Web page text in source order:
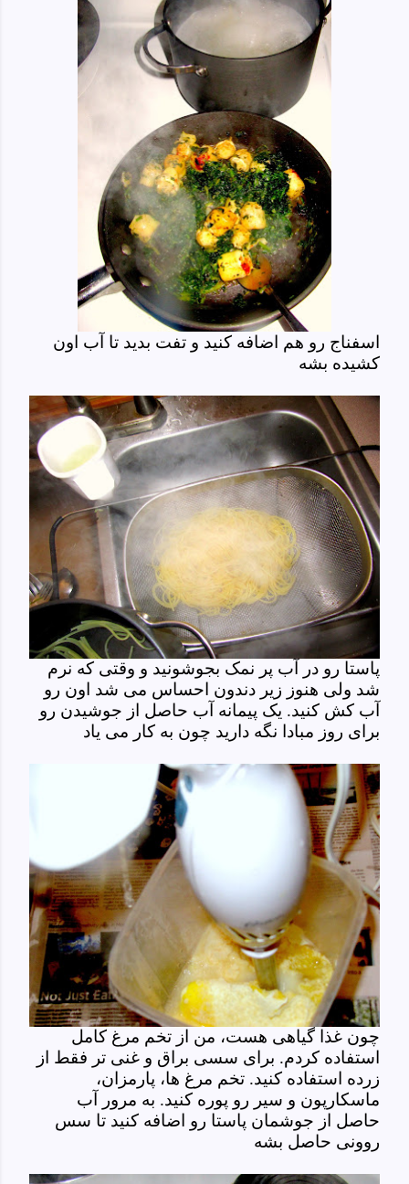
اسفناج رو هم اضافه کنید و تفت بدید تا آب اون
کشیده بشه
پاستا رو در آب پر نمک بجوشونید و وقتی که نرم
شد ولی هنوز زیر دندون احساس می شد اون رو
آب کش کنید. یک پیمانه آب حاصل از جوشیدن رو
برای روز مبادا نگه دارید چون به کار می یاد
چون غذا گیاهی هست، من از تخم مرغ کامل
استفاده کردم. برای سسی براق و غنی تر فقط از
زرده استفاده کنید. تخم مرغ ها، پارمزان،
ماسکارپون و سیر رو پوره کنید. به مرور آب
حاصل از جوشمان پاستا رو اضافه کنید تا سس
روونی حاصل بشه